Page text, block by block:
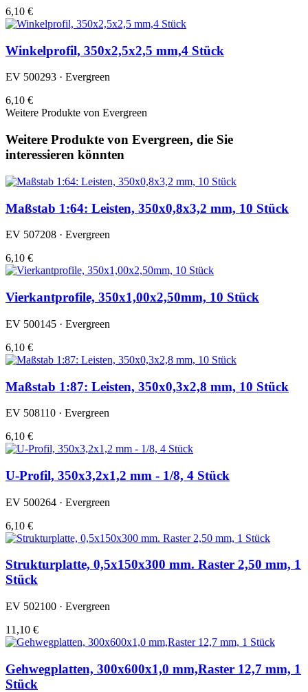
6,10 €
Winkelprofil, 350x2,5x2,5 mm,4 Stück
EV 500293 · Evergreen
6,10 €
Weitere Produkte von Evergreen
Weitere Produkte von Evergreen, die Sie
interessieren könnten
Maßstab 1:64: Leisten, 350x0,8x3,2 mm, 10 Stück
EV 507208 · Evergreen
6,10 €
Vierkantprofile, 350x1,00x2,50mm, 10 Stück
EV 500145 · Evergreen
6,10 €
Maßstab 1:87: Leisten, 350x0,3x2,8 mm, 10 Stück
EV 508110 · Evergreen
6,10 €
U-Profil, 350x3,2x1,2 mm - 1/8, 4 Stück
EV 500264 · Evergreen
6,10 €
Strukturplatte, 0,5x150x300 mm. Raster 2,50 mm, 1
Stück
EV 502100 · Evergreen
11,10 €
Gehwegplatten, 300x600x1,0 mm,Raster 12,7 mm, 1
Stück